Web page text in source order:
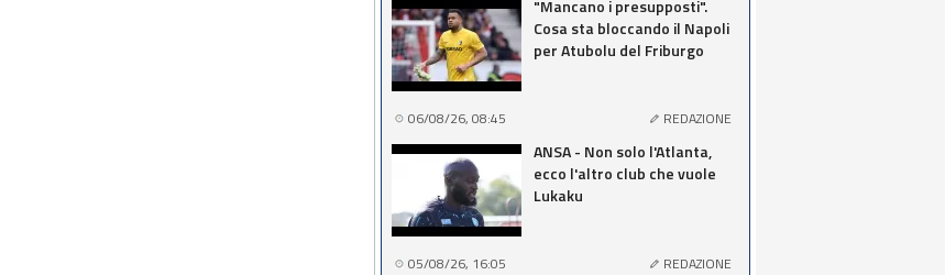
"Mancano i presupposti".
Cosa sta bloccando il Napoli
per Atubolu del Friburgo
06/08/26, 08:45 REDAZIONE
ANSA - Non solo l'Atlanta,
ecco l'altro club che vuole
Lukaku
05/08/26, 16:05 REDAZIONE